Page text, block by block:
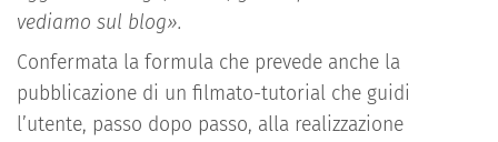
vediamo sul blog».
Confermata la formula che prevede anche la
pubblicazione di un filmato-tutorial che guidi
l’utente, passo dopo passo, alla realizzazione